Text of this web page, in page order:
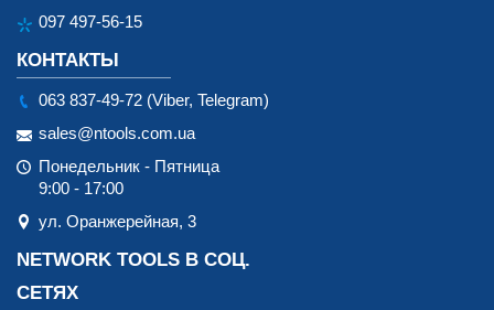
097 497-56-15
КОНТАКТЫ
063 837-49-72 (Viber, Telegram)
sales@ntools.com.ua
Понедельник - Пятница
9:00 - 17:00
ул. Оранжерейная, 3
NETWORK TOOLS В СОЦ.
СЕТЯХ